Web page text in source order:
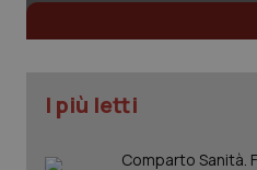
I più letti
Comparto Sanità.